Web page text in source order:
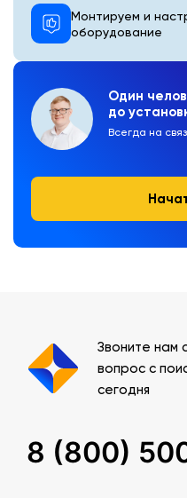
Один
до
Всегда на
Монтируем и
оборудование
Звоните нам
вопрос с
сегодня
8 (800)